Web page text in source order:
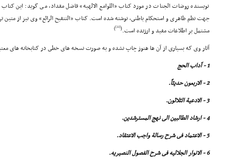
نویسنده روضات الجنات در مورد کتاب «اللوامع الالهیه» فاضل مقداد، مى گوید: این
جهت نظم ظاهرى و استحکام باطنى، نوشته شده است. کتاب «التنقیح الرائع» وى نیز از متین
مشتمل بر اطلاعات مفید و ارزنده است.(
[22]
)
آثار وى که بسیارى از آن ها هنوز چاپ نشده و به صورت نسخه هاى خطى در کتابخانه هاى
1 - آداب الحج
2 - الاربعون حدیثاً.
3 - الادعیة الثلاثون.
4 - ارشاد الطالبین الى نهج المسترشدین.
5 - الاعتماد فى شرح رسالة واجب الاعتقاد.
6 - الانوار الجلالیه فى شرح الفصول النصیریه.